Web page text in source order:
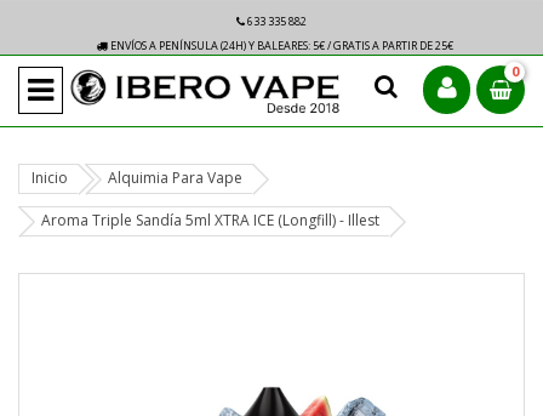
633 335 882
ENVÍOS A PENÍNSULA (24H) Y BALEARES: 5€ / GRATIS A PARTIR DE 25€
0
Inicio Alquimia Para Vape
Aroma Triple Sandía 5ml XTRA ICE (Longfill) - Illest